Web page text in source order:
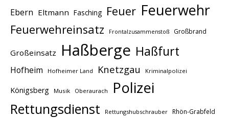
Ebern Eltmann Fasching Feuer Feuerwehr
Feuerwehreinsatz Frontalzusammenstoß Großbrand
Großeinsatz Haßberge Haßfurt
Hofheim Hofheimer Land Knetzgau Kriminalpolizei
Königsberg Musik Oberaurach Polizei
Rettungsdienst Rettungshubschrauber Rhön-Grabfeld